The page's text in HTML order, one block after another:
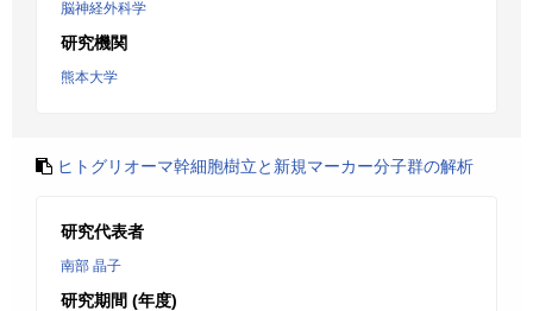
脳神経外科学
研究機関
熊本大学
ヒトグリオーマ幹細胞樹立と新規マーカー分子群の解析
研究代表者
南部 晶子
研究期間 (年度)